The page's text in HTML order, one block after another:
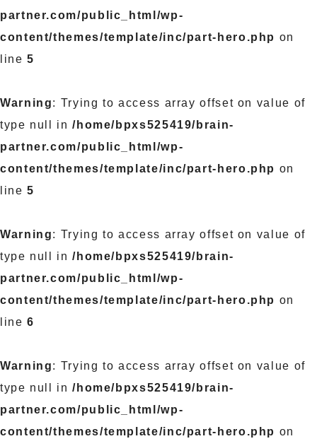
partner.com/public_html/wp-
content/themes/template/inc/part-hero.php on
line5
Warning: Trying to access array offset on value of
type null in/home/bpxs525419/brain-
partner.com/public_html/wp-
content/themes/template/inc/part-hero.php on
line5
Warning: Trying to access array offset on value of
type null in/home/bpxs525419/brain-
partner.com/public_html/wp-
content/themes/template/inc/part-hero.php on
line6
Warning: Trying to access array offset on value of
type null in/home/bpxs525419/brain-
partner.com/public_html/wp-
content/themes/template/inc/part-hero.php on